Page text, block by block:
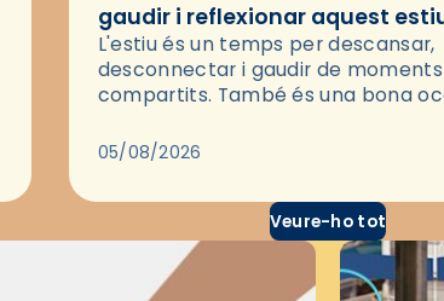
gaudir i reflexionar aquest
L'estiu és un temps per descansar,
desconnectar i gaudir de moments
compartits. També és una bona
través del cinema, reflexionar sobre
05/08/2026
Veure-ho tot